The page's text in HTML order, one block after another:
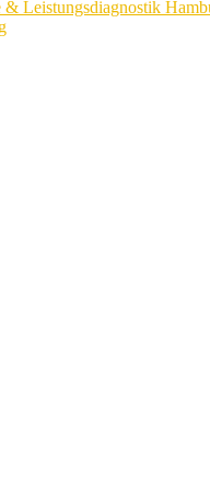
& Leistungsdiagnostik